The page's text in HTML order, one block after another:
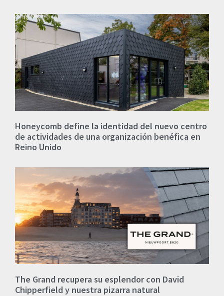
Honeycomb define la identidad del nuevo centro
de actividades de una organización benéfica en
Reino Unido
The Grand recupera su esplendor con David
Chipperfield y nuestra pizarra natural